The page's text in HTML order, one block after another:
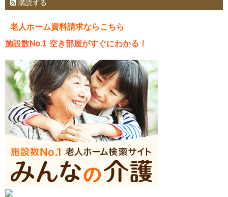
購読する
老人ホーム資料請求ならこちら
施設数No.1 空き部屋がすぐにわかる！